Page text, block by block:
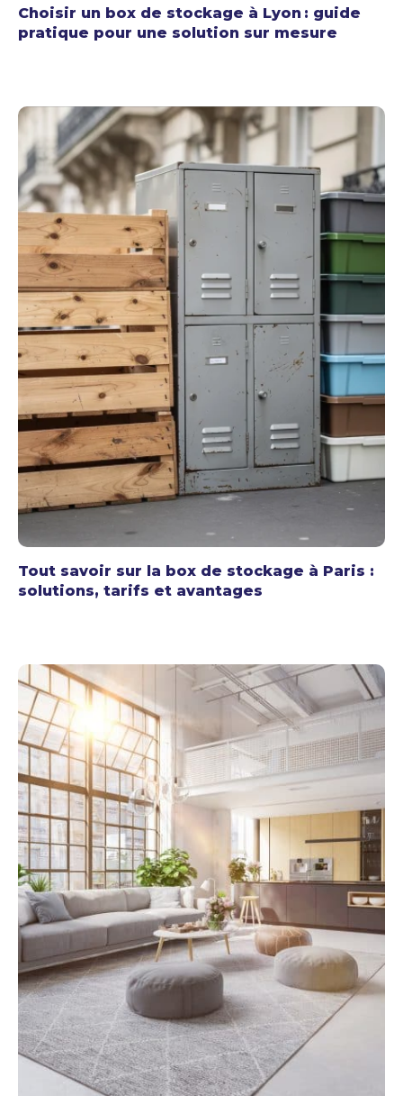
Choisir un box de stockage à Lyon : guide
pratique pour une solution sur mesure
Tout savoir sur la box de stockage à Paris :
solutions, tarifs et avantages